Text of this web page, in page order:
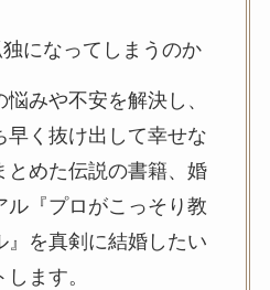
になってしまうのか
みや不安を解決し、
早く抜け出して幸せな
とめた伝説の書籍、婚
ル『プロがこっそり教
』を真剣に結婚したい
ます。